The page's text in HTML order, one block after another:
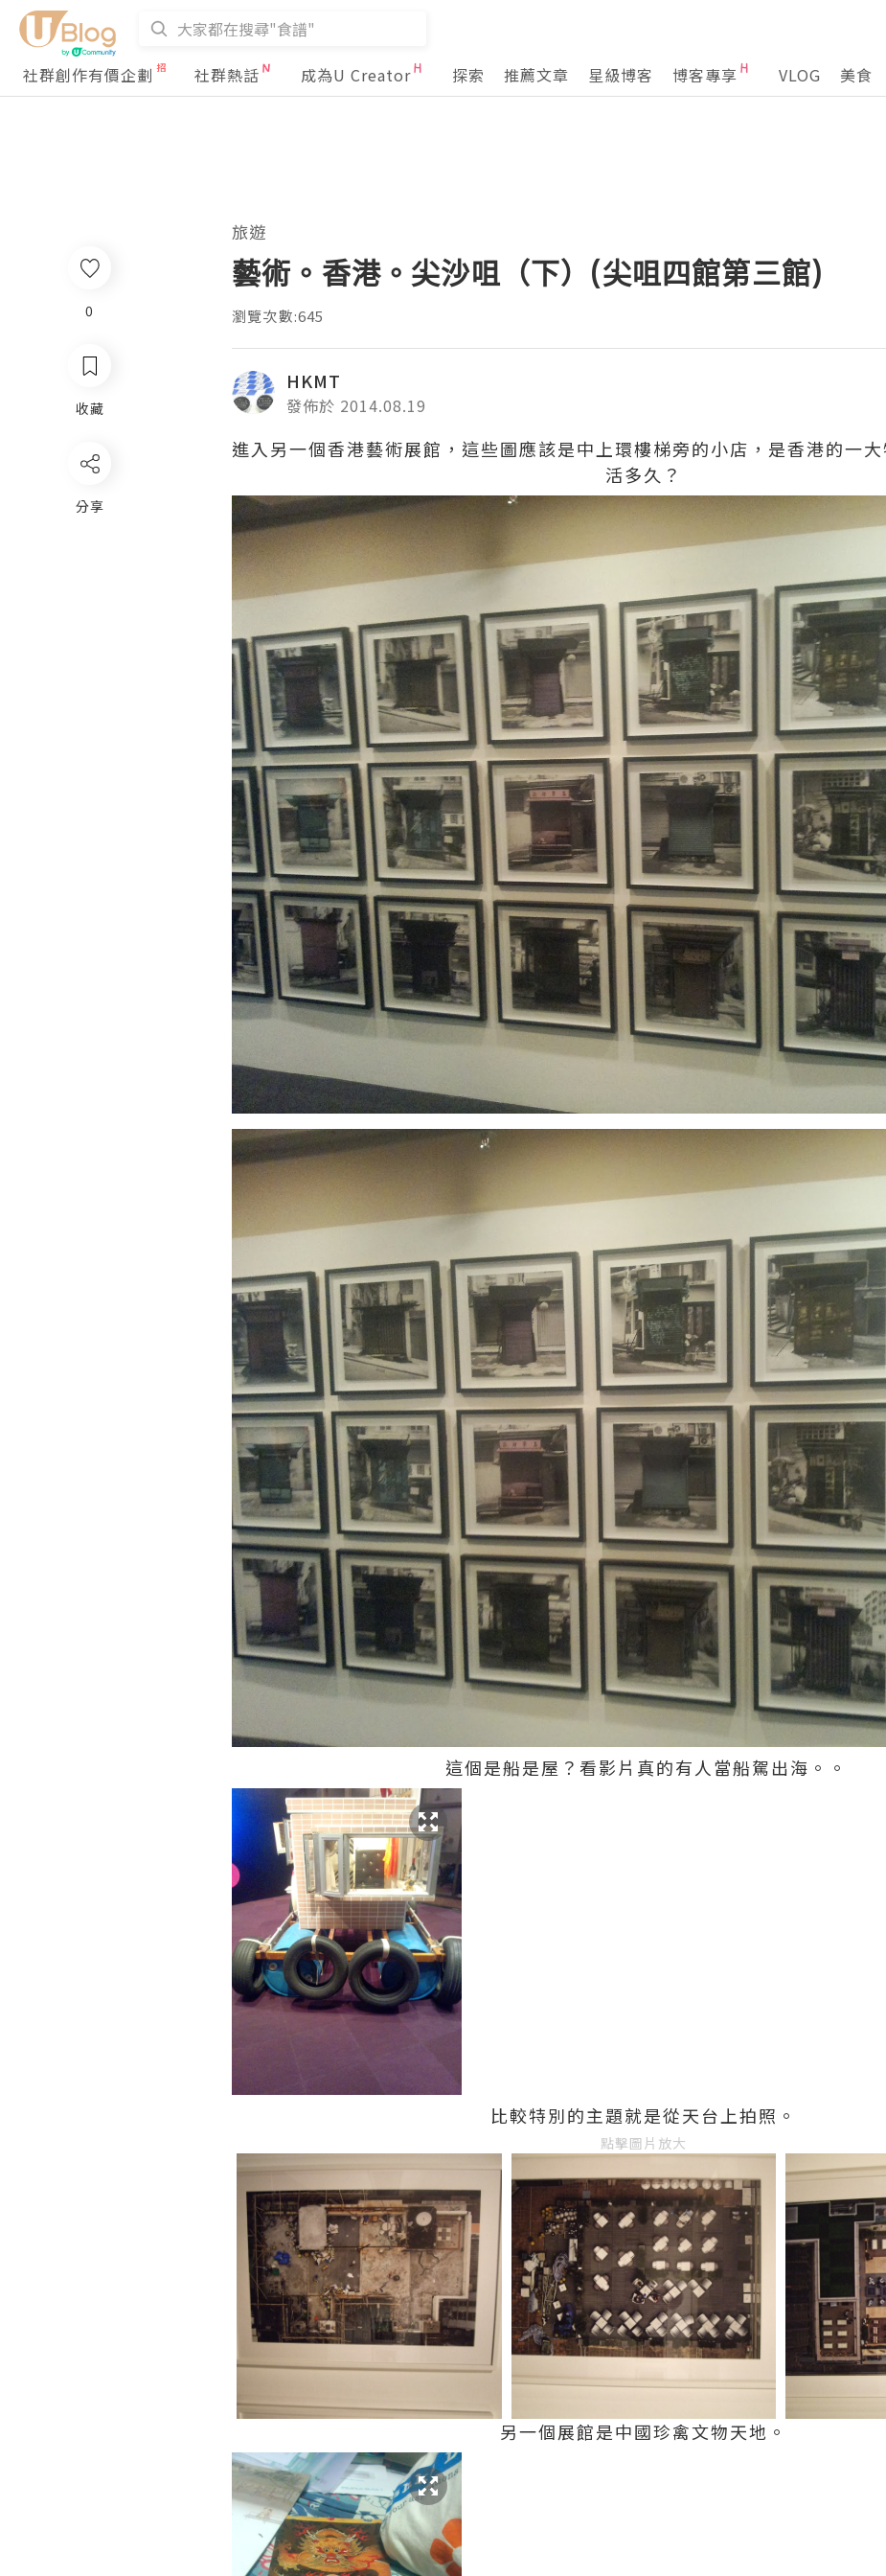
社群創作有價企劃
社群熱話 成為U Creator 探索 推薦文章 星級博客 博客專享 VLOG 美食
0
收藏
分享
旅遊
藝術。香港。尖沙咀（下）(尖咀四館第三館)
瀏覽次數:645
HKMT
發佈於 2014.08.19
進入另一個香港藝術展館，這些圖應該是中上環樓梯旁的小店，是香港的一
活多久？
這個是船是屋？看影片真的有人當船駕出海。。
比較特別的主題就是從天台上拍照。
點擊圖片放大
另一個展館是中國珍禽文物天地。